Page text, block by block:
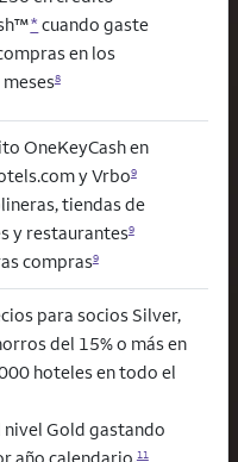
* cuando gaste
en los
8
OneKeyCash en
y Vrbo9
tiendas de
y restaurantes9
compras9
para socios Silver,
del 15% o más en
hoteles en todo el
Gold gastando
11